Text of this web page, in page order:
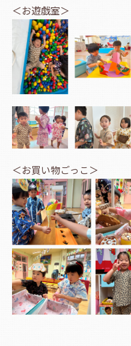
＜お遊戯室＞
＜お買い物ごっこ＞